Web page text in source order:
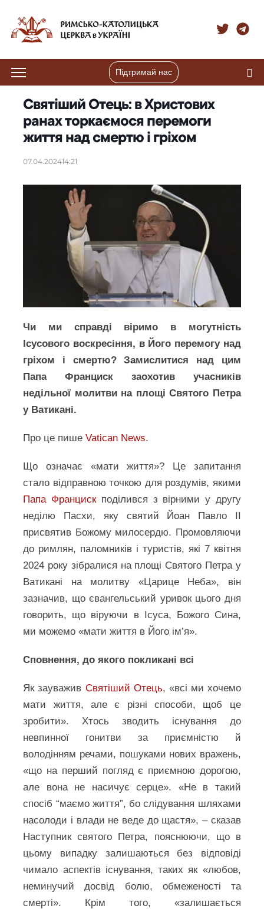
Підтримай нас
Святіший Отець: в Христових
ранах торкаємося перемоги
життя над смертю і гріхом
07.04.202414:21
Чи ми справді віримо в могутність
Ісусового воскресіння, в Його перемогу над
гріхом і смертю? Замислитися над цим
Папа Франциск заохотив учасників
недільної молитви на площі Святого Петра
у Ватикані.
Про це пишеVatican News.
Що означає «мати життя»? Це запитання
стало відправною точкою для роздумів, якими
Папа Францискподілився з вірними у другу
неділю Пасхи, яку святий Йоан Павло ІІ
присвятив Божому милосердю. Промовляючи
до римлян, паломників і туристів, які 7 квітня
2024 року зібралися на площі Святого Петра у
Ватикані на молитву «Царице Неба», він
зазначив, що євангельський уривок цього дня
говорить, що віруючи в Ісуса, Божого Сина,
ми можемо «мати життя в Його ім’я».
Сповнення, до якого покликані всі
Як зауважив Святіший Отець, «всі ми хочемо
мати життя, але є різні способи, щоб це
зробити». Хтось зводить існування до
невпинної гонитви за приємністю й
володінням речами, пошуками нових вражень,
«що на перший погляд є приємною дорогою,
але вона не насичує серце». «Не в такий
спосіб “маємо життя”, бо слідування шляхами
насолоди і влади не веде до щастя», – сказав
Наступник святого Петра, пояснюючи, що в
цьому випадку залишаються без відповіді
чимало аспектів існування, таких як «любов,
неминучий досвід болю, обмеженості та
смерті». Крім того, «залишається